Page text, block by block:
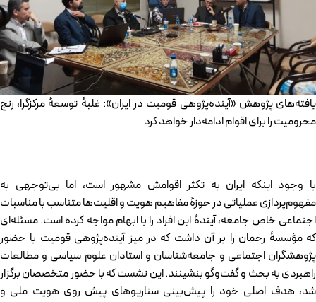
یافته‌های پژوهش «آینده‌پژوهی قومیت‌ در ایران»: غلبهٔ توسعهٔ مرکزگرا، رنج
محرومیت را برای اقوام ادامه‌دار خواهد کرد
با وجود اینکه ایران به تکثر اقوامش مشهور است، اما بی‌توجهی به
مفهوم‌پردازی عملیاتی در حوزهٔ مفاهیم هویت و اقلیت‌ها متناسب با مناسبات
اجتماعی خاص جامعه، آیندهٔ این افراد را با ابهام مواجه کرده است. مسئله‌ای
که مؤسسهٔ رحمان را بر آن داشت که در میز آینده‌پژوهی قومیت با حضور
پژوهشگران اجتماعی و جامعه‌شناسان و استادان علوم سیاسی و مطالعات
راهبردی به بحث و گفت‌وگو بنشینند. این نشست که با حضور متخصصان برگزار
شد، هدف اصلی خود را پیش‌بینی سناریو‌های پیش روی هویت ملی و